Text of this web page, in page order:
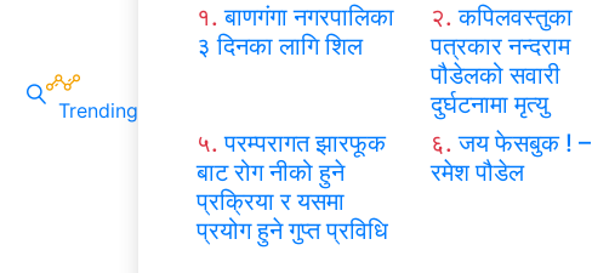
Trending
१. बाणगंगा नगरपालिका
३ दिनका लागि शिल
२. कपिलवस्तुका
पत्रकार नन्दराम
पौडेलको सवारी
दुर्घटनामा मृत्यु
५. परम्परागत झारफूक
बाट रोग नीको हुने
प्रक्रिया र यसमा
प्रयोग हुने गुप्त प्रविधि
६. जय फेसबुक ! –
रमेश पौडेल